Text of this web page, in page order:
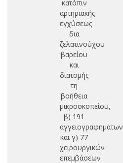
κατόπιν
αρτηριακής
εγχύσεως
δια
ζελατινούχου
βαρείου
και
διατομής
τη
βοήθεια
μικροσκοπείου,
β) 191
αγγειογραφημάτων
και γ) 77
χειρουργικών
επεμβάσεων